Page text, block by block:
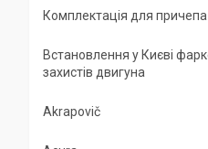
Комплектація для причепа
Встановлення у Києві
захистів двигуна
Akrapovič